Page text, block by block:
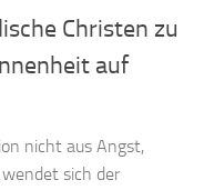
Christen zu
auf
nicht aus Angst,
sich der